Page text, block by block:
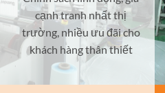
cạnh tranh nhất thị
trường, nhiều ưu đãi cho
khách hàng thân thiết